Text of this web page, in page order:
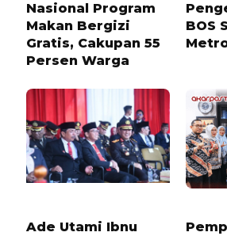
Nasional Program
Makan Bergizi
Gratis, Cakupan 55
Persen Warga
BOS
Ade Utami Ibnu